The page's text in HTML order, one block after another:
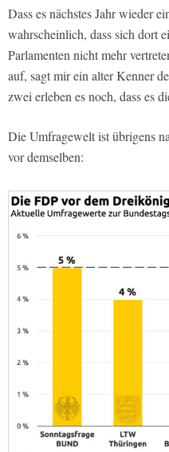
Dass es nächstes Jahr wieder
wahrscheinlich, dass sich dort
Parlamenten nicht mehr
auf, sagt mir ein alter Kenner
zwei erleben es noch, dass es
Die Umfragewelt ist übrigens
vor demselben: